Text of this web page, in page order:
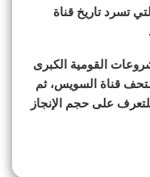
تسرد تاريخ قناة
القومية الكبرى
قناة السويس، ثم
على حجم الإنجاز